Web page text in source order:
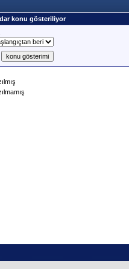
konu gösteriliyor